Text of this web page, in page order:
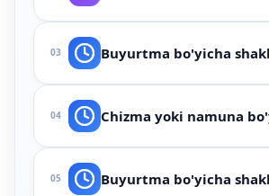
Muhit (moy, suv, bug', kimyo),
poliuretan tanlaydi. Pastda qisqa
03 Buyurtma bo'yicha
100 donadan (nostandart uchun
04 Chizma yoki namuna
Ha. Chizma, surat yoki eskirgan
surat yetarli.
05 Buyurtma bo'yicha